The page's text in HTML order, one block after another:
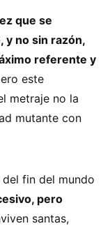
que se
y no sin razón,
referente y
este
metraje no la
mutante con
fin del mundo
pero
santas,